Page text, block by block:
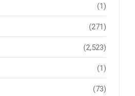
(1)
(271)
(2,523)
(1)
(73)